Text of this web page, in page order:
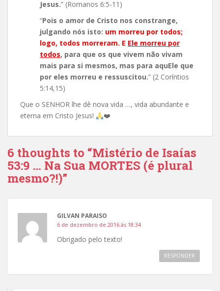
Jesus.” (Romanos 6:5-11)
“Pois o amor de Cristo nos constrange,
julgando nós isto: um morreu por todos;
logo, todos morreram. E Ele morreu por
todos, para que os que vivem não vivam
mais para si mesmos, mas para aquEle que
por eles morreu e ressuscitou.” (2 Coríntios
5:14,15)
Que o SENHOR lhe dê nova vida …, vida abundante e
eterna em Cristo Jesus!
❤️
6 thoughts to “Mistério de Isaías
53:9 … Na Sua MORTES (é plural
mesmo?!)”
GILVAN PARAISO
6 de dezembro de 2016 às 18:34
Obrigado pelo texto!
RESPONDER